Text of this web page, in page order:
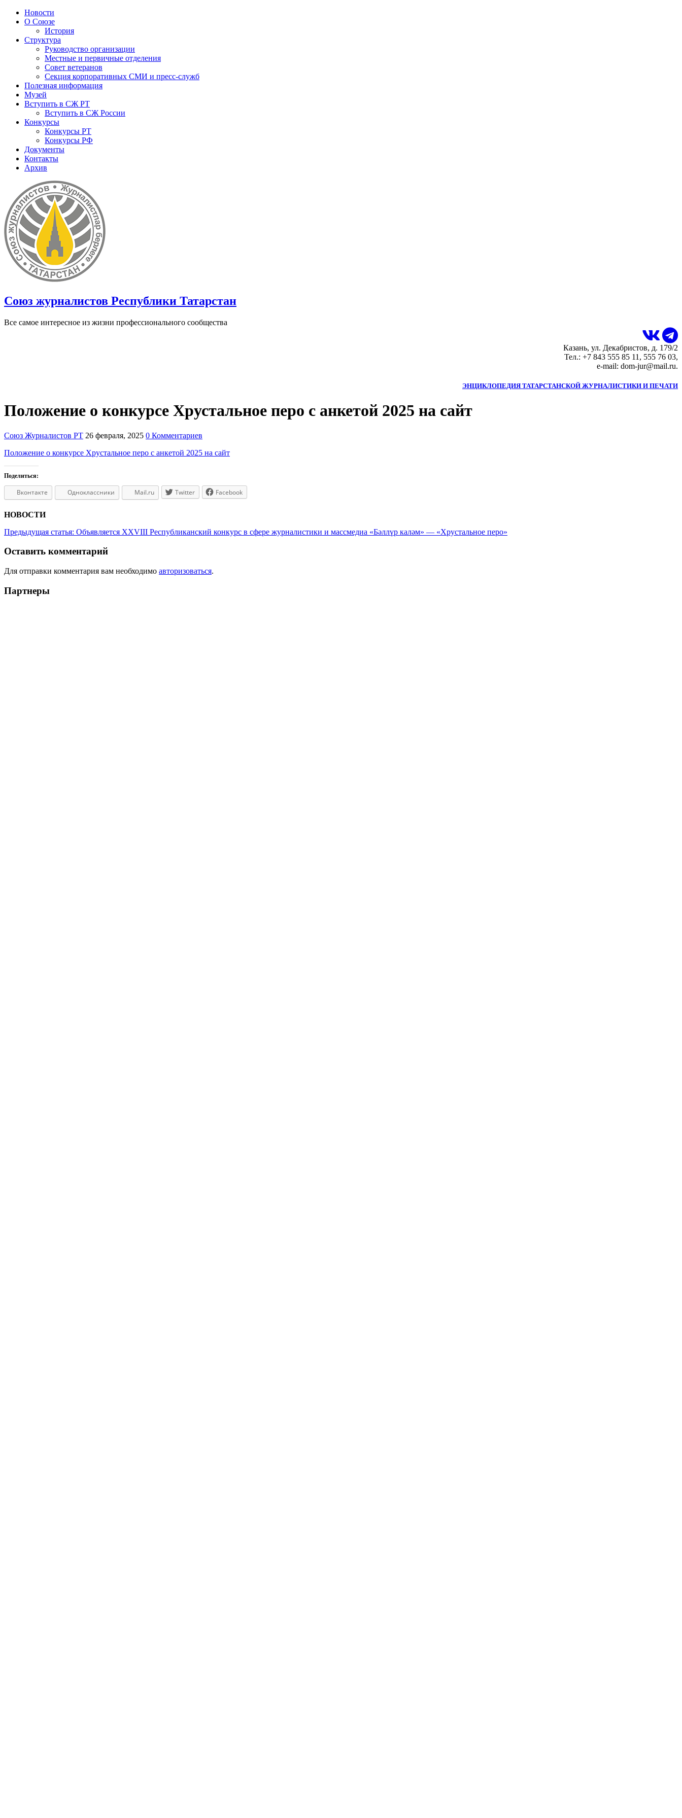
Новости
О Союзе
История
Структура
Руководство организации
Местные и первичные отделения
Совет ветеранов
Секция корпоративных СМИ и пресс-служб
Полезная информация
Музей
Вступить в СЖ РТ
Вступить в СЖ России
Конкурсы
Конкурсы РТ
Конкурсы РФ
Документы
Контакты
Архив
Союз журналистов Республики Татарстан
Все самое интересное из жизни профессионального сообщества
Казань, ул. Декабристов, д. 179/2
Тел.: +7 843 555 85 11, 555 76 03,
e-mail: dom-jur@mail.ru.
ЭНЦИКЛОПЕДИЯ ТАТАРСТАНСКОЙ ЖУРНАЛИСТИКИ И ПЕЧАТИ
Положение о конкурсе Хрустальное перо с анкетой 2025 на сайт
Союз Журналистов РТ 26 февраля, 2025 0 Комментариев
Положение о конкурсе Хрустальное перо с анкетой 2025 на сайт
Поделиться:
Вконтакте Одноклассники Mail.ru Twitter Facebook
НОВОСТИ
Предыдущая статья: Объявляется XXVIII Республиканский конкурс в сфере журналистики и массмедиа «Бәллүр каләм» — «Хрустальное перо»
Оставить комментарий
Для отправки комментария вам необходимо авторизоваться.
Партнеры